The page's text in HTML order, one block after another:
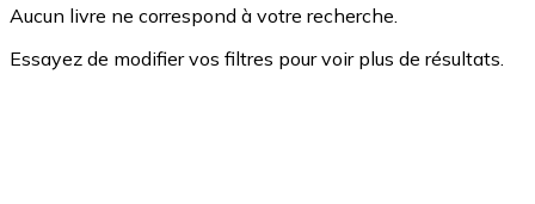
Aucun livre ne correspond à votre recherche.
Essayez de modifier vos filtres pour voir plus de résultats.